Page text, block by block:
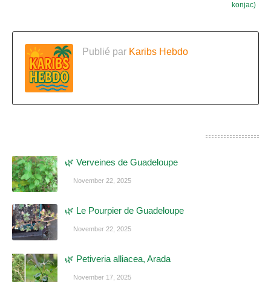
konjac)
Publié par Karibs Hebdo
🌿 Verveines de Guadeloupe
November 22, 2025
🌿 Le Pourpier de Guadeloupe
November 22, 2025
🌿 Petiveria alliacea, Arada
November 17, 2025